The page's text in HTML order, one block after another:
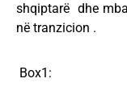
shqiptarë dhe
në tranzicion .
Box1: